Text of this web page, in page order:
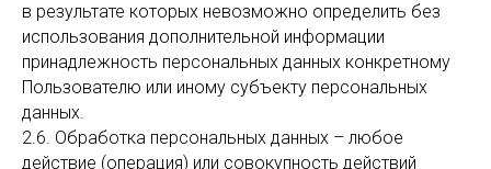
в результате которых невозможно определить без
использования дополнительной информации
принадлежность персональных данных конкретному
Пользователю или иному субъекту персональных
данных.
2.6. Обработка персональных данных – любое
действие (операция) или совокупность действий